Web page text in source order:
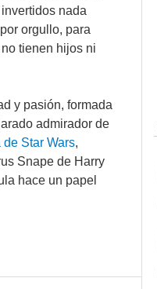
nada
orgullo, para
tienen hijos ni
y pasión, formada
admirador de
de Star Wars,
Snape de Harry
hace un papel